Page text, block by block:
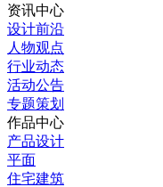
资讯中心
设计前沿
人物观点
行业动态
活动公告
专题策划
作品中心
产品设计
平面
住宅建筑